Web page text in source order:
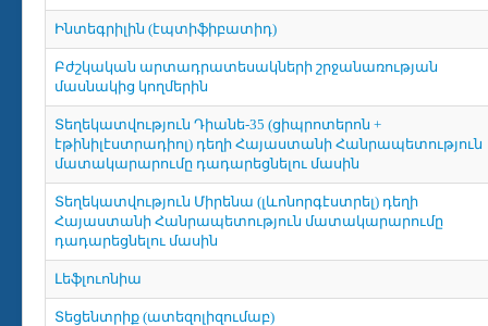
Ինտեգրիլին (էպտիֆիբատիդ)
Բժշկական արտադրատեսակների շրջանառության
մասնակից կողմերին
Տեղեկատվություն Դիանե-35 (ցիպրոտերոն +
էթինիլէստրադիոլ) դեղի Հայաստանի Հանրապետություն
մատակարարումը դադարեցնելու մասին
Տեղեկատվություն Միրենա (լևոնորգէստրել) դեղի
Հայաստանի Հանրապետություն մատակարարումը
դադարեցնելու մասին
Լեֆլուոնիա
Տեցենտրիք (ատեզոլիզումաբ)